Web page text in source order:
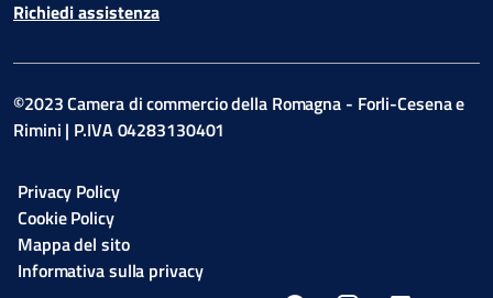
Richiedi assistenza
©2023 Camera di commercio della Romagna - Forli-Cesena e
Rimini | P.IVA 04283130401
Privacy Policy
Cookie Policy
Mappa del sito
Informativa sulla privacy